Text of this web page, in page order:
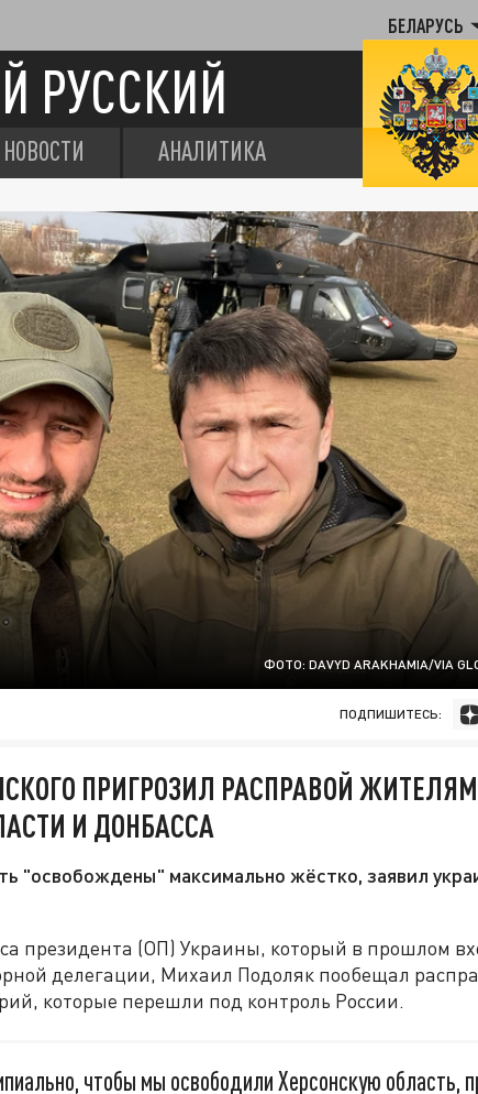
БЕЛАРУСЬ
РУССКИЙ
НОВОСТИ АНАЛИТИКА
ФОТО: DAVYD ARAKHAMIA/VIA
ПОДПИШИТЕСЬ:
ПРИГРОЗИЛ РАСПРАВОЙ ЖИТЕЛЯМ
И ДОНБАССА
"освобождены" максимально жёстко, заявил
президента (ОП) Украины, который в прошлом
делегации, Михаил Подоляк пообещал
которые перешли под контроль России.
чтобы мы освободили Херсонскую область,